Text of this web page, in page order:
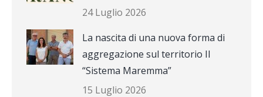
24 Luglio 2026
La nascita di una nuova forma di
aggregazione sul territorio Il
“Sistema Maremma”
15 Luglio 2026